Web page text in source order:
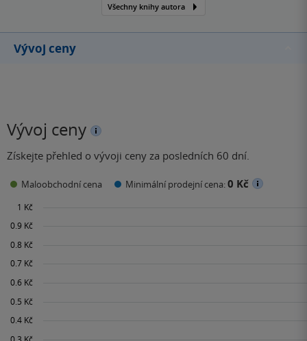
Všechny knihy autora
Vývoj ceny
Vývoj ceny
Získejte přehled o vývoji ceny za posledních 60 dní.
Maloobchodní cena Minimální prodejní cena:0 Kč